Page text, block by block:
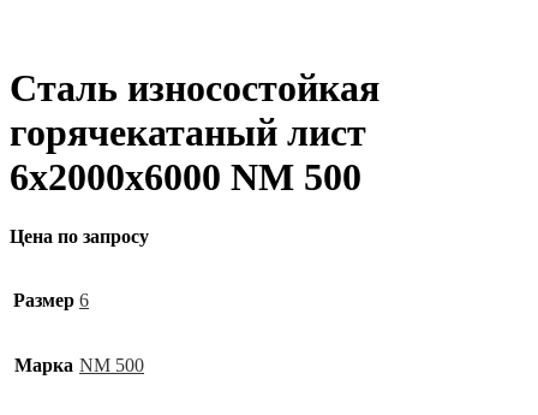
Сталь износостойкая
горячекатаный лист
6х2000х6000 NM 500
Цена по запросу
Размер 6
Марка NM 500